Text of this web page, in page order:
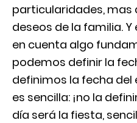
particularidades, mas
deseos de la familia.
en cuenta algo
podemos definir la
definimos la fecha del
es sencilla: ¡no la
día será la fiesta,